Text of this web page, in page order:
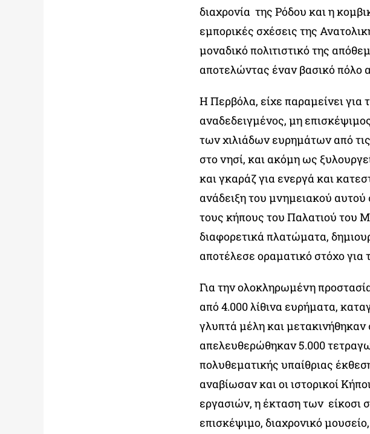
διαχρονία της Ρόδου και η
εμπορικές σχέσεις της
μοναδικό πολιτιστικό της
αποτελώντας έναν βασικό πόλο
Η Περβόλα, είχε παραμείνει για
αναδεδειγμένος, μη
των χιλιάδων ευρημάτων από
στο νησί, και ακόμη ως
και γκαράζ για ενεργά και
ανάδειξη του μνημειακού αυτού
τους κήπους του Παλατιού του
διαφορετικά πλατώματα,
αποτέλεσε οραματικό στόχο για
Για την ολοκληρωμένη
από 4.000 λίθινα ευρήματα,
γλυπτά μέλη και
απελευθερώθηκαν 5.000
πολυθεματικής υπαίθριας
αναβίωσαν και οι ιστορικοί
εργασιών, η έκταση των είκοσι
επισκέψιμο, διαχρονικό